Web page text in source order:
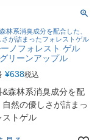
林系消臭成分を配合した、
さが詰まったフォレストゲル
ノフォレスト ゲル
リーンアップル
¥638税込
&森林系消臭成分を配
然の優しさが詰まっ
ストゲル